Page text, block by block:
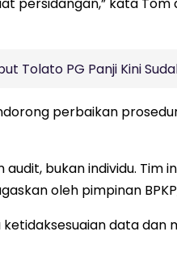
Tolato PG Panji Kini
perbaikan
bukan individu. Tim
oleh pimpinan
data dan